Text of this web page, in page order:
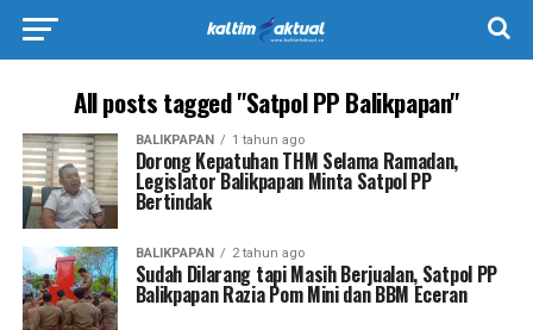
All posts tagged "Satpol PP Balikpapan"
BALIKPAPAN 1 tahun ago
Dorong Kepatuhan THM Selama Ramadan,
Legislator Balikpapan Minta Satpol PP
Bertindak
BALIKPAPAN 2 tahun ago
Sudah Dilarang tapi Masih Berjualan, Satpol PP
Balikpapan Razia Pom Mini dan BBM Eceran